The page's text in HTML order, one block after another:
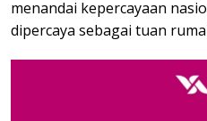
menandai kepercayaan
dipercaya sebagai tuan